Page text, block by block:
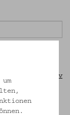
Archiv